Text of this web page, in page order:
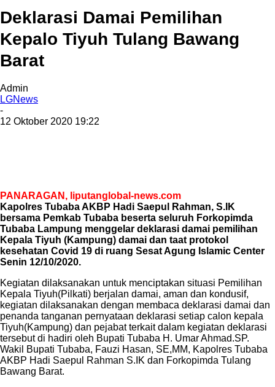
Deklarasi Damai Pemilihan
Kepalo Tiyuh Tulang Bawang
Barat
Admin
LGNews
-
12 Oktober 2020 19:22
PANARAGAN, liputanglobal-news.com
Kapolres Tubaba AKBP Hadi Saepul Rahman, S.IK
bersama Pemkab Tubaba beserta seluruh Forkopimda
Tubaba Lampung menggelar deklarasi damai pemilihan
Kepala Tiyuh (Kampung) damai dan taat protokol
kesehatan Covid 19 di ruang Sesat Agung Islamic Center
Senin 12/10/2020.
Kegiatan dilaksanakan untuk menciptakan situasi Pemilihan
Kepala Tiyuh(Pilkati) berjalan damai, aman dan kondusif,
kegiatan dilaksanakan dengan membaca deklarasi damai dan
penanda tanganan pernyataan deklarasi setiap calon kepala
Tiyuh(Kampung) dan pejabat terkait dalam kegiatan deklarasi
tersebut di hadiri oleh Bupati Tubaba H. Umar Ahmad.SP.
Wakil Bupati Tubaba, Fauzi Hasan, SE,MM, Kapolres Tubaba
AKBP Hadi Saepul Rahman S.IK dan Forkopimda Tulang
Bawang Barat.